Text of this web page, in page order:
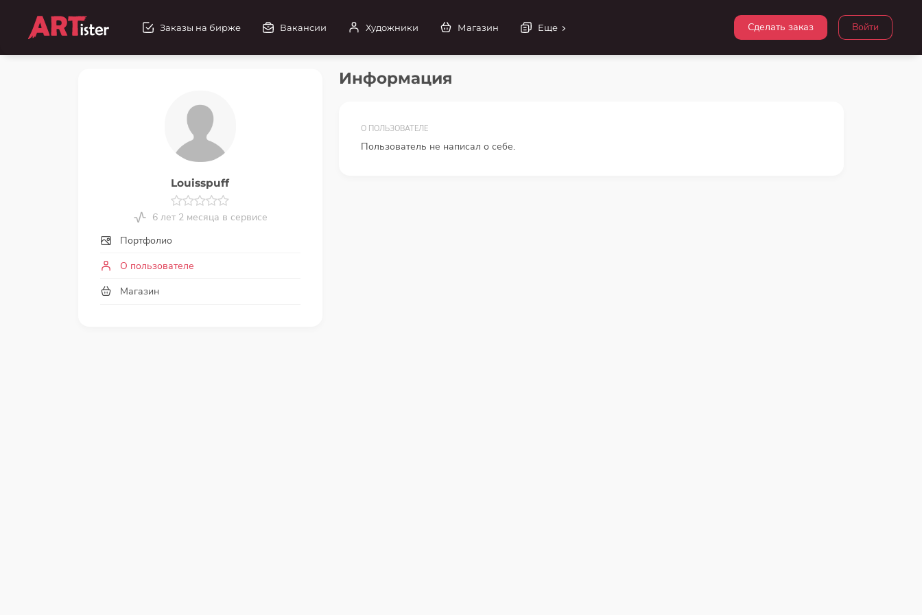
Войти
Сделать заказ
Заказы на бирже Вакансии Художники Магазин Еще
Louisspuff
6 лет 2 месяца в сервисе
Портфолио
О пользователе
Магазин
Информация
О ПОЛЬЗОВАТЕЛЕ
Пользователь не написал о себе.